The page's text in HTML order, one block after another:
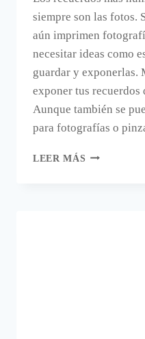
siempre son las fotos.
aún imprimen
necesitar ideas como
guardar y exponerlas.
exponer tus recuerdos
Aunque también se
para fotografías o
LEER MÁS RECUERDOS